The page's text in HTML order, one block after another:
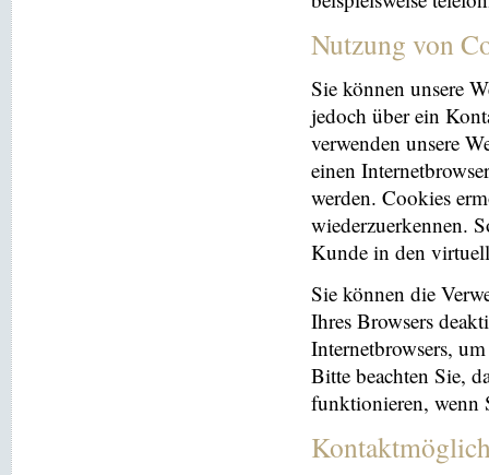
Nutzung von
Sie können unsere
jedoch über ein
verwenden unsere
einen
werden. Cookies
wiederzuerkennen.
Kunde in den
Sie können die
Ihres Browsers
Internetbrowsers,
Bitte beachten Sie,
funktionieren, wenn